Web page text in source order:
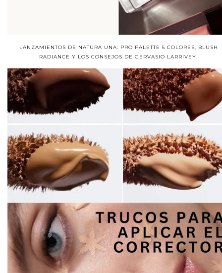
LANZAMIENTOS DE NATURA UNA: PRO PALETTE 5 COLORES, BLUSH
RADIANCE Y LOS CONSEJOS DE GERVASIO LARRIVEY.